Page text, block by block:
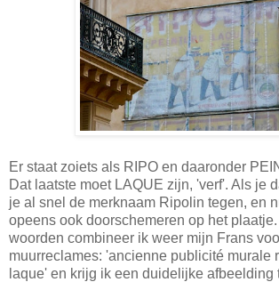
Er staat zoiets als RIPO en daaronder
Dat laatste moet LAQUE zijn, 'verf'. Als je
je al snel de merknaam Ripolin tegen, en
opeens ook doorschemeren op het
woorden combineer ik weer mijn Frans
muurreclames: 'ancienne publicité murale
laque' en krijg ik een duidelijke afbeelding